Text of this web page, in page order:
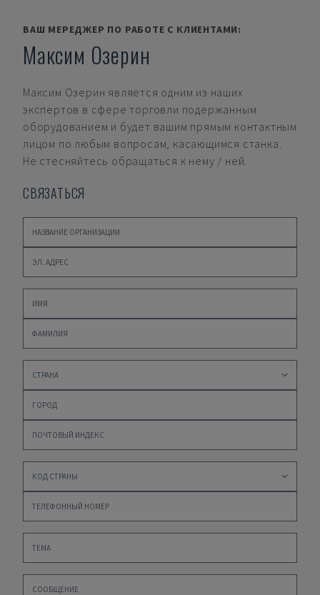
ВАШ МЕРЕДЖЕР ПО РАБОТЕ С КЛИЕНТАМИ:
Максим Озерин
Максим Озерин является одним из наших
экспертов в сфере торговли подержанным
оборудованием и будет вашим прямым контактным
лицом по любым вопросам, касающимся станка.
Не стесняйтесь обращаться к нему / ней.
СВЯЗАТЬСЯ